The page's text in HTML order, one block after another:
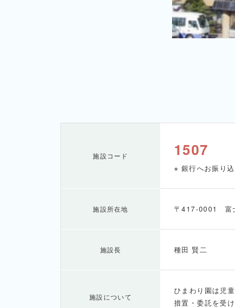
施設コード 1507
※ 銀行へお振り
施設所在地 〒417-0001 富
施設長 種田 賢二
施設について
ひまわり園は児
措置・委託を受